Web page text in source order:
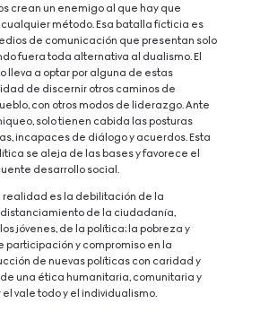
crean un enemigo al que hay que
método. Esa batalla ficticia es
de comunicación que presentan solo
fuera toda alternativa al dualismo. El
lleva a optar por alguna de estas
de discernir otros caminos de
con otros modos de liderazgo. Ante
solo tienen cabida las posturas
incapaces de diálogo y acuerdos. Esta
se aleja de las bases y favorece el
desarrollo social.
realidad es la debilitación de la
de la ciudadanía,
jóvenes, de la política; la pobreza y
participación y compromiso en la
de nuevas políticas con caridad y
una ética humanitaria, comunitaria y
vale todo y el individualismo.